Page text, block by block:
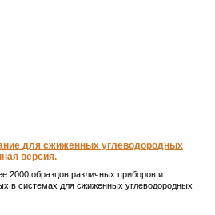
для сжиженных углеводородных
версия.
2000 образцов различных приборов и
в системах для сжиженных углеводородных